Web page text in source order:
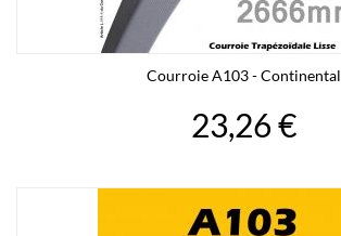
Courroie A103 - Continental
23,26 €